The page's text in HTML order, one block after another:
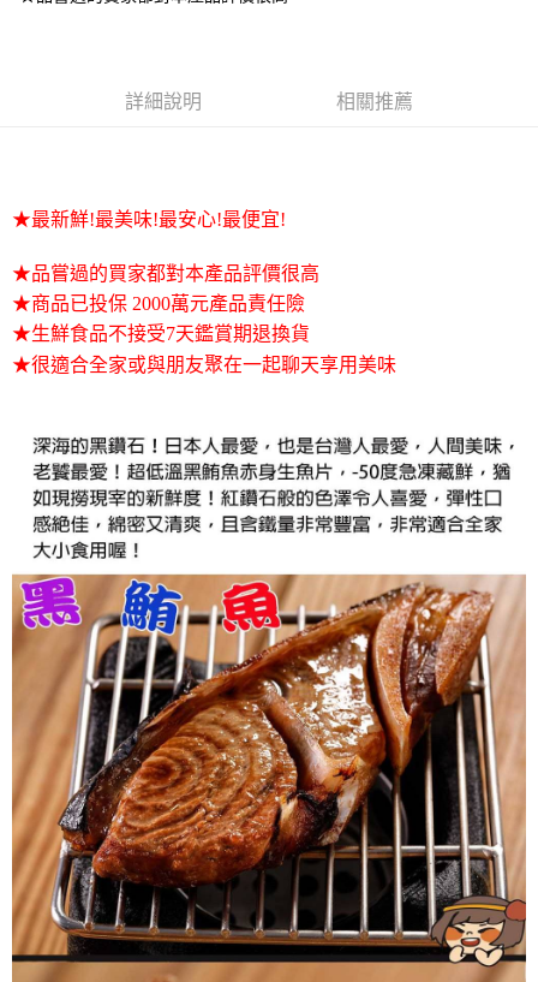
【大哥付你分期使用說明】
1.本服務由台灣大哥大提供，台灣大哥大用戶可立即使用無須另外申請。
4.訂單成立30分鐘內，如未前往確認交易或遇審核未通過，訂單將自動取
法說明評估內容。
【繳款方式說明】
1.分期款項不併入電信帳單，「大哥付你分期」於每月結算日後寄送繳費提
醒簡訊。
2.透過簡訊連結打開帳單後，可選擇「超商條碼／台灣大直營門市／銀行轉
帳／街口支付／iPASS MONEY」等通路繳費。
1.本服務係由「台灣大哥大股份有限公司」（以下簡稱本公司）所提供，讓
用戶於交易時，得透過本服務購買商品或服務，並由商店將買賣／分期付款
買賣價金債權讓與本公司後，依約使用本公司帳單繳交帳款。
2.基於同意付款使用「大哥付你分期」之契約關係目的，商店將以您的個人
資料（包含姓名、電話或地址）提供予台灣大哥大進項蒐集、處理及利用，
由本公司與您本人進行分期帳單所需資料之確認、核對及更正。
AFTEE先享後付
便利好安心！
１．簡單：不需註冊會員、不需綁卡、不需儲值。
３．安心：先確認商品／服務後，再付款。
【「AFTEE先享後付」結帳流程】
１．於結帳方式選擇「AFTEE先享後付」後，將跳轉至「AFTEE先享後付」
結帳頁面，進行簡訊認證並確認金額後，即可完成結帳。
※ 請注意：結帳手續完成當下不需立刻繳費，但若您需要取消訂單，請聯絡
購買商品的店家。未經商家同意取消之訂單仍視為有效，需透過AFTEE先享
後付繳納相關費用。
※ 交易是否成功請以「AFTEE先享後付 」之結帳頁面顯示為準，若有關於
是否繳費成功／繳費後需取消欲退款等相關疑問，請聯繫「AFTEE先享後付
客戶支援中心」 https://netprotections.freshdesk.com/support/home
【注意事項】
１．透過由恩沛科技股份有限公司提供之「AFTEE先享後付」服務完成之交
易，需依本服務之必要範圍內提供個人資料，並將交易相關給付款項請求債
權轉讓予恩沛科技股份有限公司。
２．關於個人資料處理事宜，請瀏覽以下網址：
https://aftee.tw/terms/#terms3
３．未成年的使用者請事先徵得法定代理人或監護人之同意方可使用
「AFTEE先享後付」，若未經同意申辦者引起之損失，本公司不負相關責
任。
４．使用「AFTEE先享後付」時，將依據個別帳號之用戶狀況，依本公司即
時審查核予不同之上限額度；若仍有額度不足之情形，本公司將視審查結果
請求用戶進行身份認證。
５．嚴禁一人註冊多個帳號或使用他人資訊註冊。若發現惡意使用之情形，
恩沛科技股份有限公司將有權停止該用戶之使用額度並採取法律行動。
華得水產-冷凍7-11取貨(快速到店)
每筆NT$150，滿NT$999(含以上)免運費
華得水產-冷凍宅配
詳細說明 相關推薦
★最新鮮!最美味!最安心!最便宜!
★品嘗過的買家都對本產品評價很高
★商品已投保 2000萬元產品責任險
★生鮮食品不接受7天鑑賞期退換貨
★很適合全家或與朋友聚在一起聊天享用美味